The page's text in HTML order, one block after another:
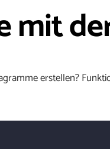
mit
erstellen?